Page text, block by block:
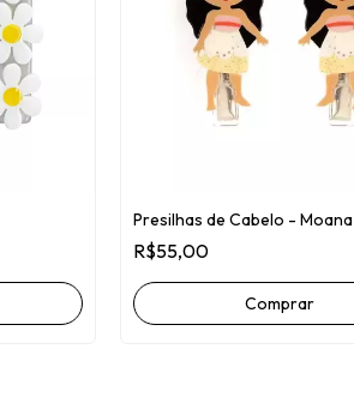
Presilhas de Cabelo - Moana
R$55,00